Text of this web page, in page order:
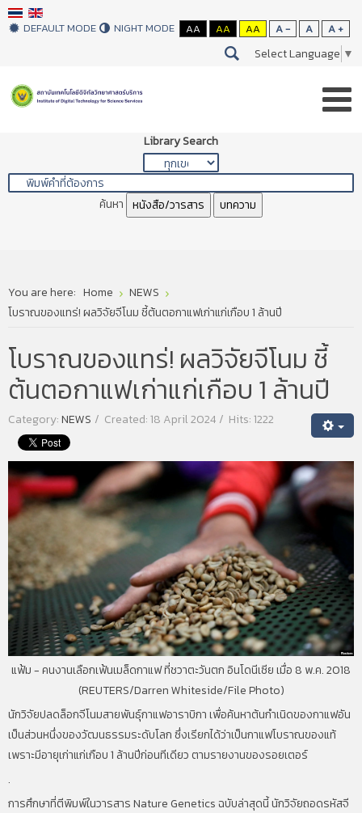
DEFAULT MODE NIGHT MODE AA AA AA A - A A +
Select Language ▼
Library Search
ค้นหา หนังสือ/วารสาร บทความ
You are here: Home
NEWS
โบราณของแทร่! ผลวิจัยจีโนม ชี้ต้นตอกาแฟเก่าแก่เกือบ 1 ล้านปี
โบราณของแทร่! ผลวิจัยจีโนม ชี้
ต้นตอกาแฟเก่าแก่เกือบ 1 ล้านปี
Category:NEWS Created: 18 April 2024 Hits: 1222
แฟ้ม - คนงานเลือกเฟ้นเมล็ดกาแฟ ที่ชวาตะวันตก อินโดนีเซีย เมื่อ 8 พ.ค. 2018
(REUTERS/Darren Whiteside/File Photo)
นักวิจัยปลดล็อกจีโนมสายพันธุ์กาแฟอาราบิกา เพื่อค้นหาต้นกำเนิดของกาแฟอัน
เป็นส่วนหนึ่งของวัฒนธรรมระดับโลก ซึ่งเรียกได้ว่าเป็นกาแฟโบราณของแท้
เพราะมีอายุเก่าแก่เกือบ 1 ล้านปีก่อนทีเดียว ตามรายงานของรอยเตอร์
.
การศึกษาที่ตีพิมพ์ในวารสาร Nature Genetics ฉบับล่าสุดนี้ นักวิจัยถอดรหัสจี